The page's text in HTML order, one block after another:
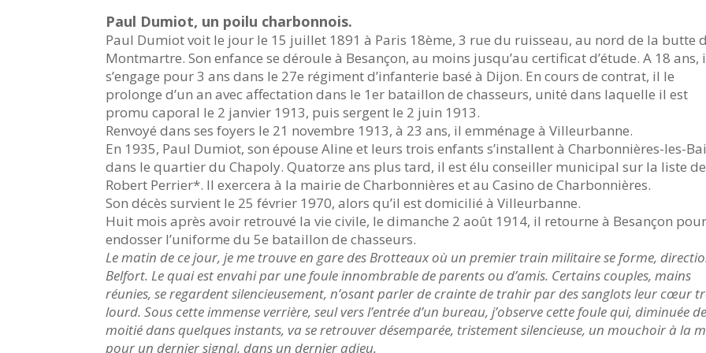
Paul Dumiot, un poilu charbonnois.
Paul Dumiot voit le jour le 15 juillet 1891 à Paris 18ème, 3 rue du ruisseau, au nord de la butte
Montmartre. Son enfance se déroule à Besançon, au moins jusqu’au certificat d’étude. A 18 ans,
s’engage pour 3 ans dans le 27e régiment d’infanterie basé à Dijon. En cours de contrat, il le
prolonge d’un an avec affectation dans le 1er bataillon de chasseurs, unité dans laquelle il est
promu caporal le 2 janvier 1913, puis sergent le 2 juin 1913.
Renvoyé dans ses foyers le 21 novembre 1913, à 23 ans, il emménage à Villeurbanne.
En 1935, Paul Dumiot, son épouse Aline et leurs trois enfants s’installent à Charbonnières-les-
dans le quartier du Chapoly. Quatorze ans plus tard, il est élu conseiller municipal sur la liste de
Robert Perrier*. Il exercera à la mairie de Charbonnières et au Casino de Charbonnières.
Son décès survient le 25 février 1970, alors qu’il est domicilié à Villeurbanne.
Huit mois après avoir retrouvé la vie civile, le dimanche 2 août 1914, il retourne à Besançon pour
endosser l’uniforme du 5e bataillon de chasseurs.
Le matin de ce jour, je me trouve en gare des Brotteaux où un premier train militaire se forme,
Belfort. Le quai est envahi par une foule innombrable de parents ou d’amis. Certains couples, mains
réunies, se regardent silencieusement, n’osant parler de crainte de trahir par des sanglots leur cœur
lourd. Sous cette immense verrière, seul vers l’entrée d’un bureau, j’observe cette foule qui, diminuée de
moitié dans quelques instants, va se retrouver désemparée, tristement silencieuse, un mouchoir à la
pour un dernier signal, dans un dernier adieu.